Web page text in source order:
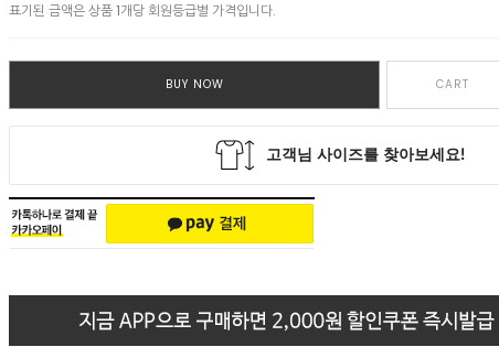
표기된 금액은 상품 1개당 회원등급별 가격입니다.
BUY NOW CART